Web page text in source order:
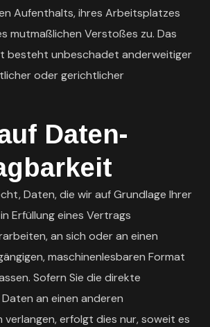
Aufenthalts, ihres Arbeitsplatzes
mutmaßlichen Verstoßes zu. Das
besteht unbeschadet anderweitiger
oder gerichtlicher
Daten­
Daten, die wir auf Grundlage Ihrer
Erfüllung eines Vertrags
an sich oder an einen
maschinenlesbaren Format
Sofern Sie die direkte
an einen anderen
erfolgt dies nur, soweit es